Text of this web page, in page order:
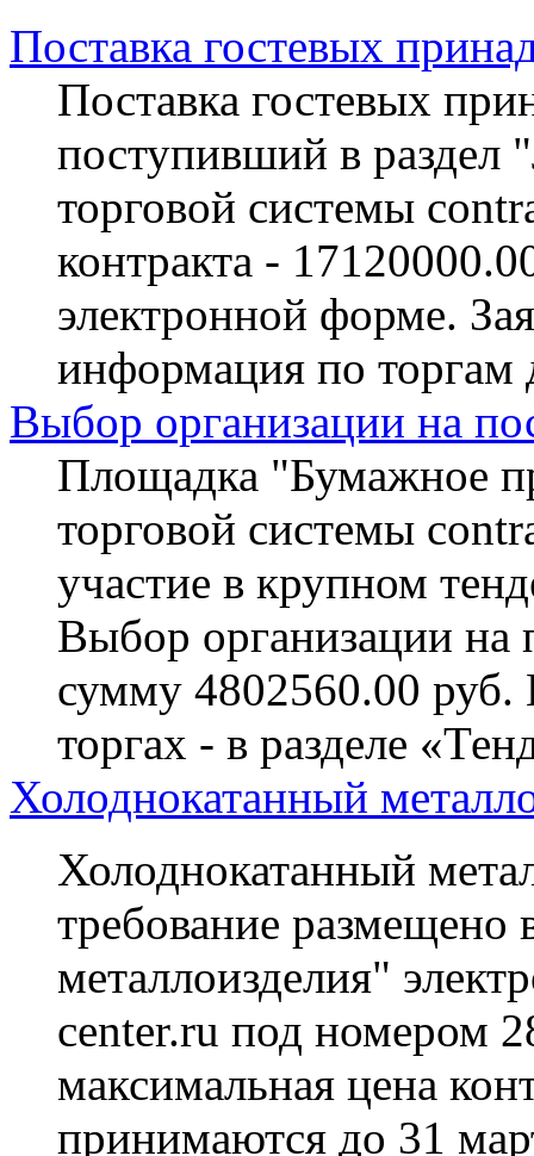
Поставка гостевых
Поставка гостевых
поступивший в раздел
торговой системы
контракта -
электронной форме.
информация по торгам
Выбор организации на
Площадка "Бумажное
торговой системы
участие в крупном
Выбор организации на
сумму 4802560.00
торгах - в разделе
Холоднокатанный
Холоднокатанный
требование размещено
металлоизделия"
center.ru под номером
максимальная цена
принимаются до 31